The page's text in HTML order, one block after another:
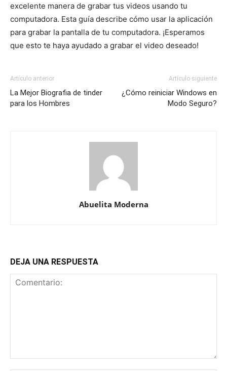
excelente manera de grabar tus videos usando tu
computadora. Esta guía describe cómo usar la aplicación
para grabar la pantalla de tu computadora. ¡Esperamos
que esto te haya ayudado a grabar el video deseado!
Artículo anterior
La Mejor Biografia de tinder
para los Hombres
Artículo siguiente
¿Cómo reiniciar Windows en
Modo Seguro?
Abuelita Moderna
DEJA UNA RESPUESTA